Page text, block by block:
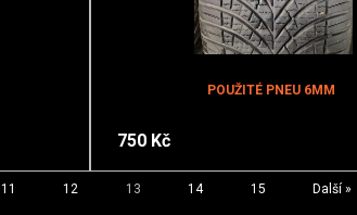
POUŽITÉ PNEU 6MM
750 Kč
11 12 13 14 15 Další »